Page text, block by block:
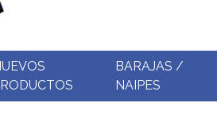
BARAJAS /
NAIPES